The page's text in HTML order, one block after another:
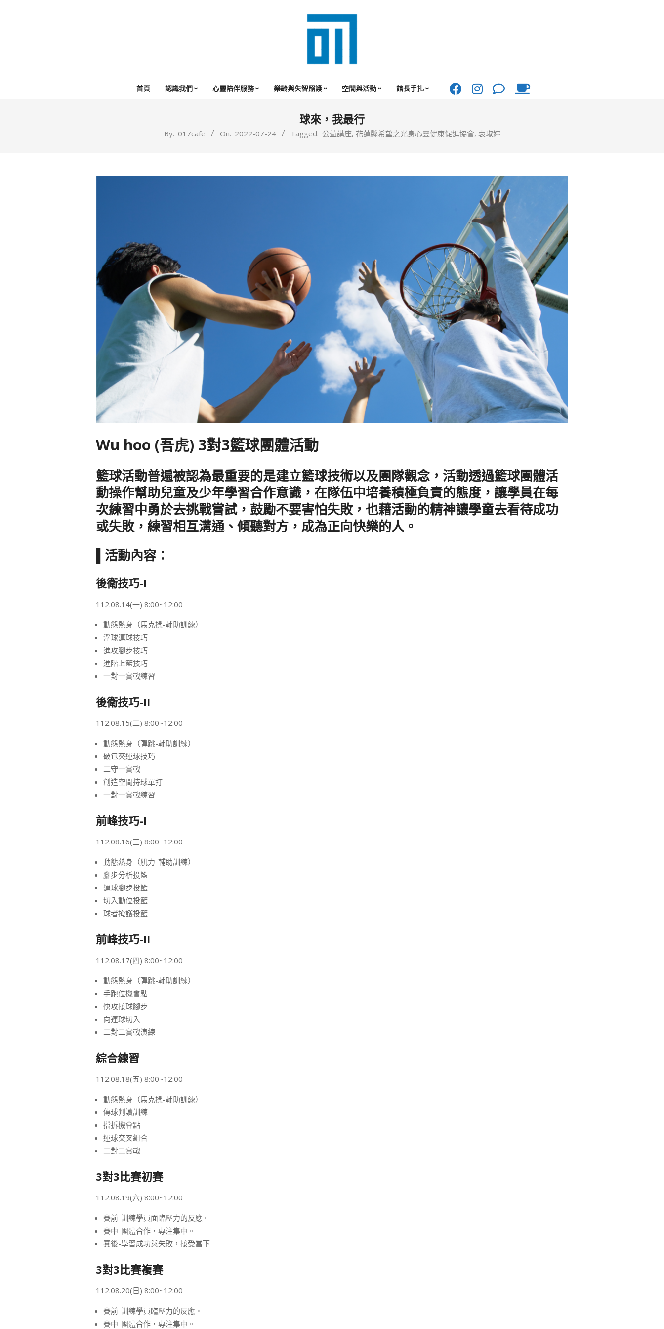
017
Cafe'
與
你
一
咖
Primary
Menu
首頁 認識我們 心靈陪伴服務 樂齡與失智照護 空間與活動 館長手扎
球來，我最行
By: 017cafe On: 2022-07-24 Tagged: 公益講座, 花蓮縣希望之光身心靈健康促進協會, 袁琡婷
Wu hoo (吾虎) 3對3籃球團體活動
籃球活動普遍被認為最重要的是建立籃球技術以及團隊觀念，活動透過籃球團體活
動操作幫助兒童及少年學習合作意識，在隊伍中培養積極負責的態度，讓學員在每
次練習中勇於去挑戰嘗試，鼓勵不要害怕失敗，也藉活動的精神讓學童去看待成功
或失敗，練習相互溝通、傾聽對方，成為正向快樂的人。
▌活動內容：
後衛技巧-I
112.08.14(一) 8:00~12:00
動態熱身（馬克操-輔助訓練）
浮球運球技巧
進攻腳步技巧
進階上籃技巧
一對一實戰練習
後衛技巧-II
112.08.15(二) 8:00~12:00
動態熱身（彈跳-輔助訓練）
破包夾運球技巧
二守一實戰
創造空間持球單打
一對一實戰練習
前峰技巧-I
112.08.16(三) 8:00~12:00
動態熱身（肌力-輔助訓練）
腳步分析投籃
運球腳步投籃
切入動位投籃
球者掩護投籃
前峰技巧-II
112.08.17(四) 8:00~12:00
動態熱身（彈跳-輔助訓練）
手跑位機會點
快攻接球腳步
向運球切入
二對二實戰演練
綜合練習
112.08.18(五) 8:00~12:00
動態熱身（馬克操-輔助訓練）
傳球判讀訓練
擋拆機會點
運球交叉組合
二對二實戰
3對3比賽初賽
112.08.19(六) 8:00~12:00
賽前-訓練學員面臨壓力的反應。
賽中-團體合作，專注集中。
賽後-學習成功與失敗，接受當下
3對3比賽複賽
112.08.20(日) 8:00~12:00
賽前-訓練學員臨壓力的反應。
賽中-團體合作，專注集中。